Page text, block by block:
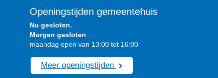
Openingstijden gemeentehuis
Nu gesloten.
Morgen gesloten
maandag open van 13:00 tot 16:00
Meer openingstijden